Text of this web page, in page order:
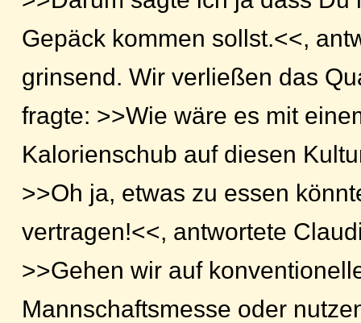
Gepäck kommen sollst.<<,
grinsend. Wir verließen das
fragte: >>Wie wäre es mit
Kalorienschub auf diesen
>>Oh ja, etwas zu essen
vertragen!<<, antwortete
>>Gehen wir auf
Mannschaftsmesse oder